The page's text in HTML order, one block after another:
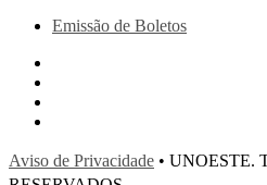
Emissão de Boletos
Aviso de Privacidade • UNOESTE.